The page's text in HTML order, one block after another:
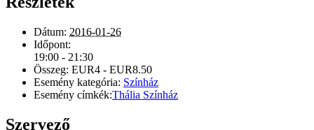
Dátum: 2016-01-26
Időpont:
19:00 - 21:30
Összeg: EUR4 - EUR8.50
Esemény kategória: Színház
Esemény címkék:Thália Színház
Szervező